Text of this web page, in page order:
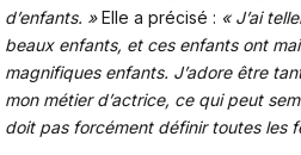
d’enfants. »Elle a précisé : « J’ai
beaux enfants, et ces enfants ont
magnifiques enfants. J’adore être
mon métier d’actrice, ce qui peut
doit pas forcément définir toutes les